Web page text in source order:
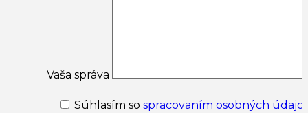
Vaša správa
Súhlasím so spracovaním osobných